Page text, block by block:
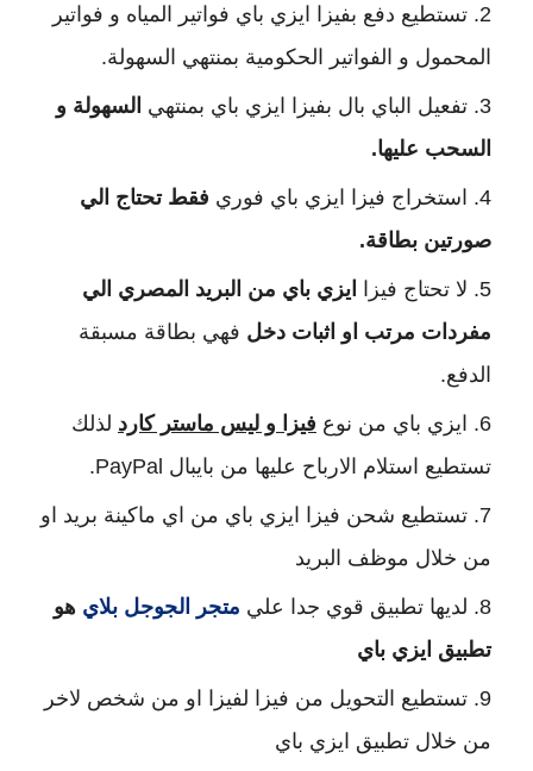
المحمول و الفواتير الحكومية بمنتهي السهولة.
تفعيل الباي بال بفيزا ايزي باي بمنتهي
السحب عليها.
استخراج فيزا ايزي باي فوري
صورتين بطاقة.
لا تحتاج فيزا
مفردات مرتب او اثبات دخل
الدفع.
ايزي باي من نوع فيزا و ليس ماستر كارد
تستطيع استلام الارباح عليها من بايبال PayPal.
من خلال موظف البريد
لديها تطبيق قوي جدا علي متجر الجوجل بلاي
تطبيق ايزي باي
من خلال تطبيق ايزي باي